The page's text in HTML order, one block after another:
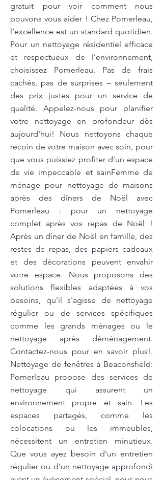
gratuit pour voir comment nous
pouvons vous aider ! Chez Pomerleau,
l’excellence est un standard quotidien.
Pour un nettoyage résidentiel efficace
et respectueux de l’environnement,
choisissez Pomerleau. Pas de frais
cachés, pas de surprises – seulement
des prix justes pour un service de
qualité. Appelez-nous pour planifier
votre nettoyage en profondeur dès
aujourd'hui! Nous nettoyons chaque
recoin de votre maison avec soin, pour
que vous puissiez profiter d’un espace
de vie impeccable et sainFemme de
ménage pour nettoyage de maisons
après des dîners de Noël avec
Pomerleau : pour un nettoyage
complet après vos repas de Noël !
Après un dîner de Noël en famille, des
restes de repas, des papiers cadeaux
et des décorations peuvent envahir
votre espace. Nous proposons des
solutions flexibles adaptées à vos
besoins, qu'il s'agisse de nettoyage
régulier ou de services spécifiques
comme les grands ménages ou le
nettoyage après déménagement.
Contactez-nous pour en savoir plus!.
Nettoyage de fenêtres à Beaconsfield:
Pomerleau propose des services de
nettoyage qui assurent un
environnement propre et sain. Les
espaces partagés, comme les
colocations ou les immeubles,
nécessitent un entretien minutieux.
Que vous ayez besoin d'un entretien
régulier ou d'un nettoyage approfondi